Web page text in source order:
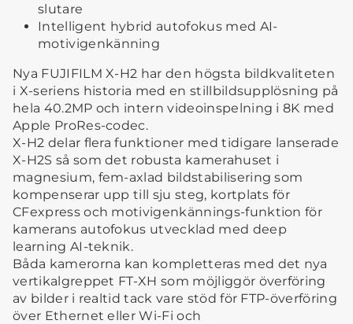
slutare
Intelligent hybrid autofokus med AI-
motivigenkänning
Nya FUJIFILM X-H2 har den högsta bildkvaliteten
i X-seriens historia med en stillbildsupplösning på
hela 40.2MP och intern videoinspelning i 8K med
Apple ProRes-codec.
X-H2 delar flera funktioner med tidigare lanserade
X-H2S så som det robusta kamerahuset i
magnesium, fem-axlad bildstabilisering som
kompenserar upp till sju steg, kortplats för
CFexpress och motivigenkännings-funktion för
kamerans autofokus utvecklad med deep
learning AI-teknik.
Båda kamerorna kan kompletteras med det nya
vertikalgreppet FT-XH som möjliggör överföring
av bilder i realtid tack vare stöd för FTP-överföring
över Ethernet eller Wi-Fi och